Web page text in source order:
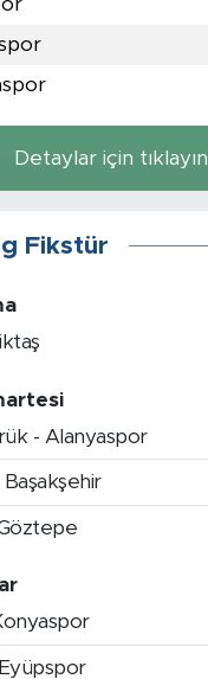
Detaylar için tıklayın
Fikstür
- Alanyaspor